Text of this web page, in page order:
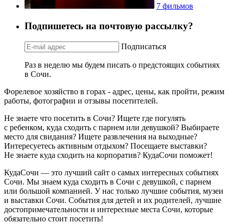
7 фильмов
Подпишетесь на почтовую рассылку?
Подписаться
Раз в неделю мы будем писать о предстоящих событиях
в Сочи.
Форелевое хозяйство в горах - адрес, цены, как пройти, режим
работы, фотографии и отзывы посетителей.
Не знаете что посетить в Сочи? Ищете где погулять
с ребенком, куда сходить с парнем или девушкой? Выбираете
место для свидания? Ищете развлечения на выходные?
Интересуетесь активным отдыхом? Посещаете выставки?
Не знаете куда сходить на корпоратив? КудаСочи поможет!
КудаСочи — это лучший сайт о самых интересных событиях
Сочи. Мы знаем куда сходить в Сочи с девушкой, с парнем
или большой компанией. У нас только лучшие события, музеи
и выставки Сочи. События для детей и их родителей, лучшие
достопримечательности и интересные места Сочи, которые
обязательно стоит посетить!